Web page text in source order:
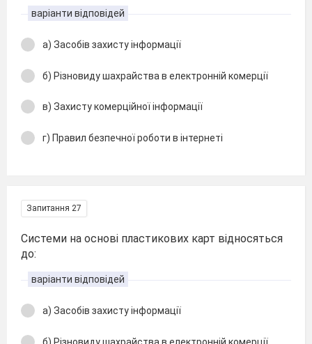
варіанти відповідей
а) Засобів захисту інформації
б) Різновиду шахрайства в електронній комерції
в) Захисту комерційної інформації
г) Правил безпечної роботи в інтернеті
Запитання 27
Системи на основі пластикових карт відносяться
до:
варіанти відповідей
а) Засобів захисту інформації
б) Різновиду шахрайства в електронній комерції